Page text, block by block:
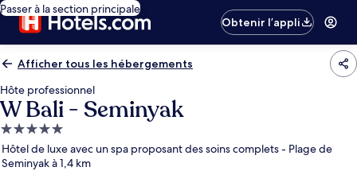
Passer à la section principale
Obtenir l’appli
Afficher tous les hébergements
Hôte professionnel
W Bali - Seminyak
Hébergement
5.0 étoiles
Hôtel de luxe avec un spa proposant des soins complets - Plage de
Seminyak à 1,4 km